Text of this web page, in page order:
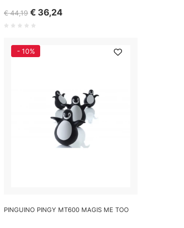
€ 44,19 € 36,24
- 10%
PINGUINO PINGY MT600 MAGIS ME TOO